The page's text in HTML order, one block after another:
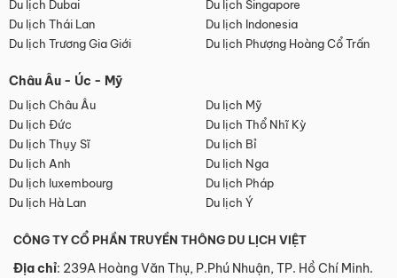
Du lịch Dubai
Du lịch Singapore
Du lịch Thái Lan
Du lịch Indonesia
Du lịch Trương Gia Giới
Du lịch Phượng Hoàng Cổ Trấn
Châu Âu - Úc - Mỹ
Du lịch Châu Âu
Du lịch Mỹ
Du lịch Đức
Du lịch Thổ Nhĩ Kỳ
Du lịch Thụy Sĩ
Du lịch Bỉ
Du lịch Anh
Du lịch Nga
Du lịch luxembourg
Du lịch Pháp
Du lịch Hà Lan
Du lịch Ý
CÔNG TY CỔ PHẦN TRUYỀN THÔNG DU LỊCH VIỆT
Địa chỉ: 239A Hoàng Văn Thụ, P.Phú Nhuận, TP. Hồ Chí Minh.